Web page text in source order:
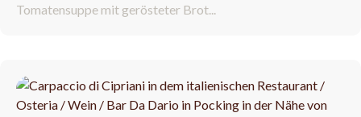
Tomatensuppe mit gerösteter Brot...